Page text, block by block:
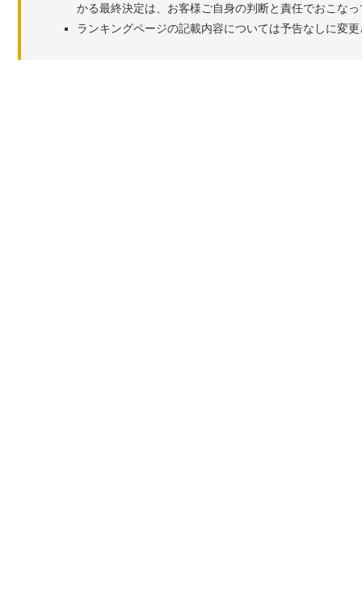
かる最終決定は、お客様ご自身の判断と責任でおこな
ランキングページの記載内容については予告なしに変